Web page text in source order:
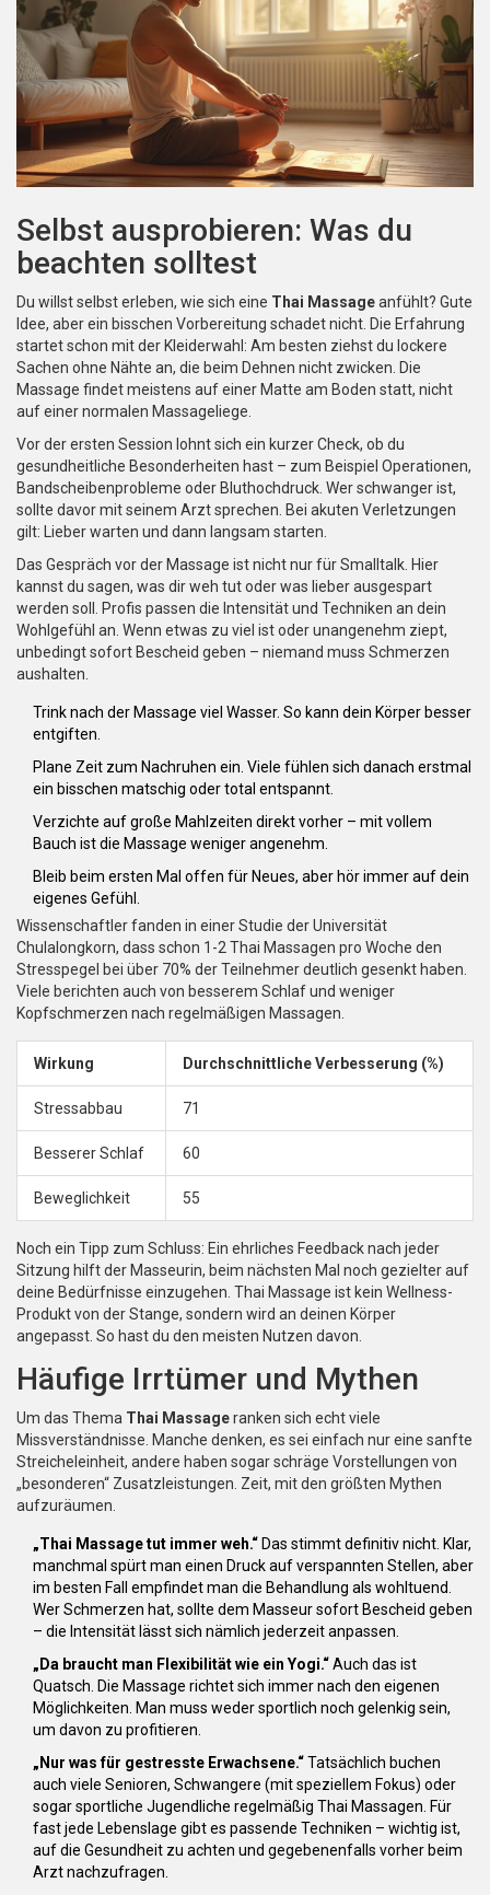
Selbst ausprobieren: Was du
beachten solltest
Du willst selbst erleben, wie sich eine Thai Massageanfühlt? Gute
Idee, aber ein bisschen Vorbereitung schadet nicht. Die Erfahrung
startet schon mit der Kleiderwahl: Am besten ziehst du lockere
Sachen ohne Nähte an, die beim Dehnen nicht zwicken. Die
Massage findet meistens auf einer Matte am Boden statt, nicht
auf einer normalen Massageliege.
Vor der ersten Session lohnt sich ein kurzer Check, ob du
gesundheitliche Besonderheiten hast – zum Beispiel Operationen,
Bandscheibenprobleme oder Bluthochdruck. Wer schwanger ist,
sollte davor mit seinem Arzt sprechen. Bei akuten Verletzungen
gilt: Lieber warten und dann langsam starten.
Das Gespräch vor der Massage ist nicht nur für Smalltalk. Hier
kannst du sagen, was dir weh tut oder was lieber ausgespart
werden soll. Profis passen die Intensität und Techniken an dein
Wohlgefühl an. Wenn etwas zu viel ist oder unangenehm ziept,
unbedingt sofort Bescheid geben – niemand muss Schmerzen
aushalten.
Trink nach der Massage viel Wasser. So kann dein Körper besser
entgiften.
Plane Zeit zum Nachruhen ein. Viele fühlen sich danach erstmal
ein bisschen matschig oder total entspannt.
Verzichte auf große Mahlzeiten direkt vorher – mit vollem
Bauch ist die Massage weniger angenehm.
Bleib beim ersten Mal offen für Neues, aber hör immer auf dein
eigenes Gefühl.
Wissenschaftler fanden in einer Studie der Universität
Chulalongkorn, dass schon 1-2 Thai Massagen pro Woche den
Stresspegel bei über 70% der Teilnehmer deutlich gesenkt haben.
Viele berichten auch von besserem Schlaf und weniger
Kopfschmerzen nach regelmäßigen Massagen.
Wirkung Durchschnittliche Verbesserung (%)
Stressabbau 71
Besserer Schlaf 60
Beweglichkeit 55
Noch ein Tipp zum Schluss: Ein ehrliches Feedback nach jeder
Sitzung hilft der Masseurin, beim nächsten Mal noch gezielter auf
deine Bedürfnisse einzugehen. Thai Massage ist kein Wellness-
Produkt von der Stange, sondern wird an deinen Körper
angepasst. So hast du den meisten Nutzen davon.
Häufige Irrtümer und Mythen
Um das Thema Thai Massageranken sich echt viele
Missverständnisse. Manche denken, es sei einfach nur eine sanfte
Streicheleinheit, andere haben sogar schräge Vorstellungen von
„besonderen“ Zusatzleistungen. Zeit, mit den größten Mythen
aufzuräumen.
„Thai Massage tut immer weh.“ Das stimmt definitiv nicht. Klar,
manchmal spürt man einen Druck auf verspannten Stellen, aber
im besten Fall empfindet man die Behandlung als wohltuend.
Wer Schmerzen hat, sollte dem Masseur sofort Bescheid geben
– die Intensität lässt sich nämlich jederzeit anpassen.
„Da braucht man Flexibilität wie ein Yogi.“Auch das ist
Quatsch. Die Massage richtet sich immer nach den eigenen
Möglichkeiten. Man muss weder sportlich noch gelenkig sein,
um davon zu profitieren.
„Nur was für gestresste Erwachsene.“Tatsächlich buchen
auch viele Senioren, Schwangere (mit speziellem Fokus) oder
sogar sportliche Jugendliche regelmäßig Thai Massagen. Für
fast jede Lebenslage gibt es passende Techniken – wichtig ist,
auf die Gesundheit zu achten und gegebenenfalls vorher beim
Arzt nachzufragen.